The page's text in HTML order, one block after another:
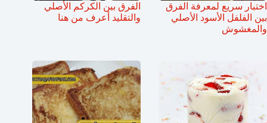
اختبار سريع لمعرفة الفرق
بين الفلفل الأسود الأصلي
والمغشوش
الفرق بين الكركم الأصلي
والتقليد أعرف من هنا